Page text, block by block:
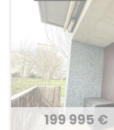
199 995 €